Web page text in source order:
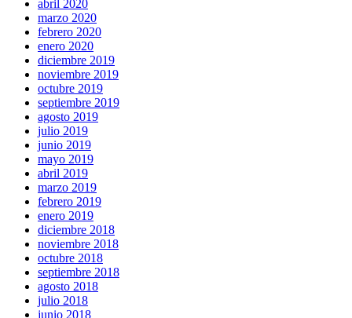
abril 2020
marzo 2020
febrero 2020
enero 2020
diciembre 2019
noviembre 2019
octubre 2019
septiembre 2019
agosto 2019
julio 2019
junio 2019
mayo 2019
abril 2019
marzo 2019
febrero 2019
enero 2019
diciembre 2018
noviembre 2018
octubre 2018
septiembre 2018
agosto 2018
julio 2018
junio 2018